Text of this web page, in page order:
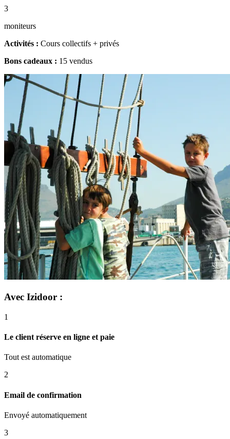
3
moniteurs
Activités : Cours collectifs + privés
Bons cadeaux : 15 vendus
Avec Izidoor :
1
Le client réserve en ligne et paie
Tout est automatique
2
Email de confirmation
Envoyé automatiquement
3